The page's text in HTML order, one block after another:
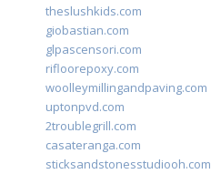
theslushkids.com
giobastian.com
glpascensori.com
rifloorepoxy.com
woolleymillingandpaving.com
uptonpvd.com
2troublegrill.com
casateranga.com
sticksandstonesstudiooh.com